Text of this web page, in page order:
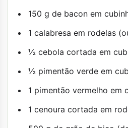
150 g de bacon em
1 calabresa em rodelas
½ cebola cortada em
½ pimentão verde em
1 pimentão vermelho em
1 cenoura cortada em